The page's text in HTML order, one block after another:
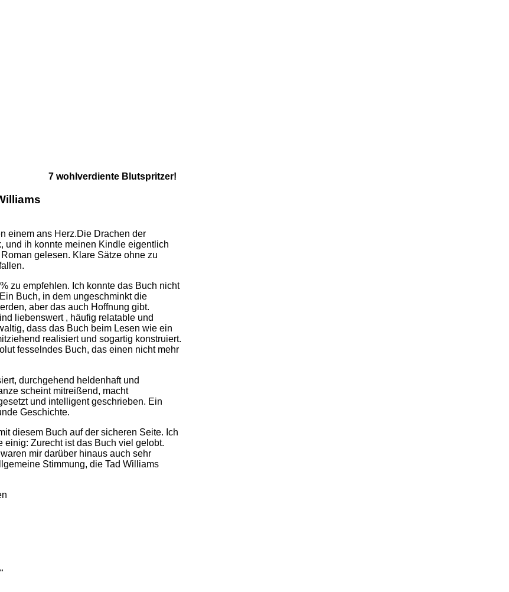
7 wohlverdiente Blutspritzer!
einem ans Herz.Die Drachen der
und ih konnte meinen Kindle eigentlich
gelesen. Klare Sätze ohne zu
zu empfehlen. Ich konnte das Buch nicht
Buch, in dem ungeschminkt die
aber das auch Hoffnung gibt.
liebenswert , häufig relatable und
dass das Buch beim Lesen wie ein
realisiert und sogartig konstruiert.
fesselndes Buch, das einen nicht mehr
durchgehend heldenhaft und
scheint mitreißend, macht
und intelligent geschrieben. Ein
Geschichte.
diesem Buch auf der sicheren Seite. Ich
Zurecht ist das Buch viel gelobt.
mir darüber hinaus auch sehr
Stimmung, die Tad Williams